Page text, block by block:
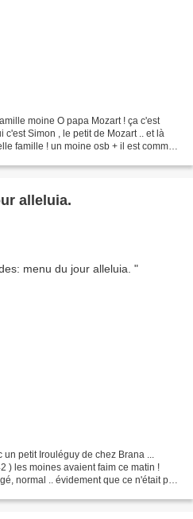
moine O papa Mozart ! ça c'est
c'est Simon , le petit de Mozart .. et là
famille ! un moine osb + il est comme
alleluia.
petit Irouléguy de chez Brana ...
) les moines avaient faim ce matin !
normal .. évidement que ce n'était pas